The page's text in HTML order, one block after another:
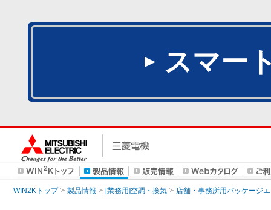
スマー
WIN2Kトップ 製品情報 [業務用]空調・換気 店舗・事務所用パッケージ